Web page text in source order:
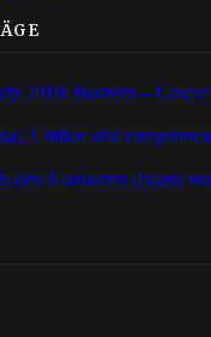
2019: Bosnien –
Chillen und
den Nordosten (Isaan)